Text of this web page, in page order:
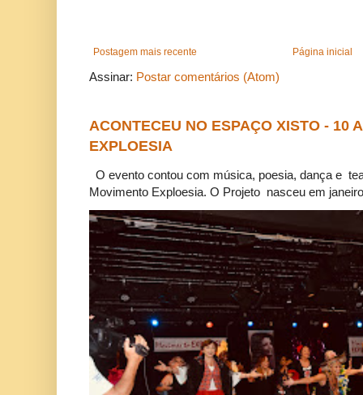
Postagem mais recente Página inicial
Assinar: Postar comentários (Atom)
ACONTECEU NO ESPAÇO XISTO - 10
EXPLOESIA
O evento contou com música, poesia, dança e
Movimento Exploesia. O Projeto nasceu em